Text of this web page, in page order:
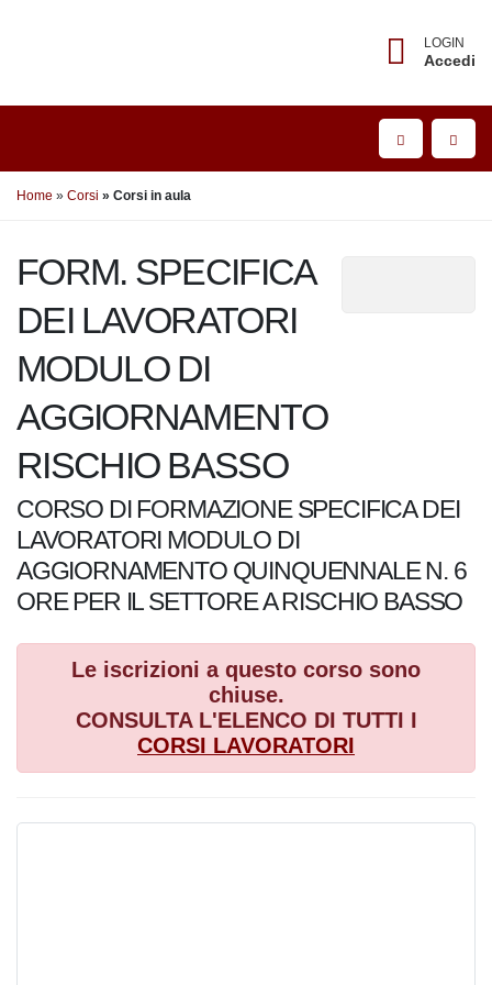
LOGIN
Accedi
Home Corsi Corsi in aula
FORM. SPECIFICA
DEI LAVORATORI
MODULO DI
AGGIORNAMENTO RISCHIO
BASSO
CORSO DI FORMAZIONE SPECIFICA DEI
LAVORATORI MODULO DI
AGGIORNAMENTO QUINQUENNALE N. 6
ORE PER IL SETTORE A RISCHIO BASSO
Le iscrizioni a questo corso sono
chiuse.
CONSULTA L'ELENCO DI TUTTI ICORSI
LAVORATORI